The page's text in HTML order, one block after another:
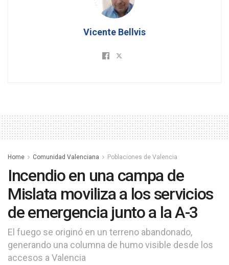
Vicente Bellvis
Home Comunidad Valenciana Poblaciones de Valencia
Incendio en una campa de
Mislata moviliza a los servicios
de emergencia junto a la A-3
El fuego se originó en un terreno abandonado,
generando una columna de humo visible desde los
accesos a Valencia